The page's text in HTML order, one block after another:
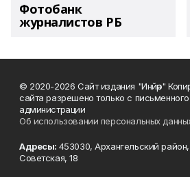
Фотобанк
журналистов РБ
© 2020-2026 Сайт издания "Инйәр"
сайта разрешено только с
администрации
Об использовании персональных
Адресы: 453030, Архангельский
Советская, 18